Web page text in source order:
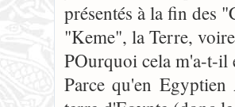
présentés à la fin des
"Keme", la Terre,
POurquoi cela m'a-t-il
Parce qu'en